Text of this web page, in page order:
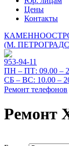
Цены
Контакты
(М.
953-94-11
ПН – ПТ: 09.00 –
СБ – ВС: 10.00 –
Ремонт телефонов
Ремонт